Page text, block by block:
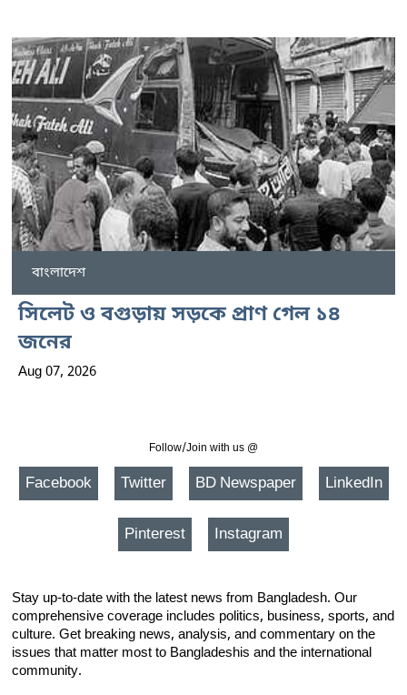
বাংলাদেশ
সিলেট ও বগুড়ায় সড়কে প্রাণ গেল ১৪
জনের
Aug 07, 2026
Follow/Join with us @
Facebook Twitter BD Newspaper LinkedIn
Pinterest Instagram
Stay up-to-date with the latest news from Bangladesh. Our
comprehensive coverage includes politics, business, sports, and
culture. Get breaking news, analysis, and commentary on the
issues that matter most to Bangladeshis and the international
community.